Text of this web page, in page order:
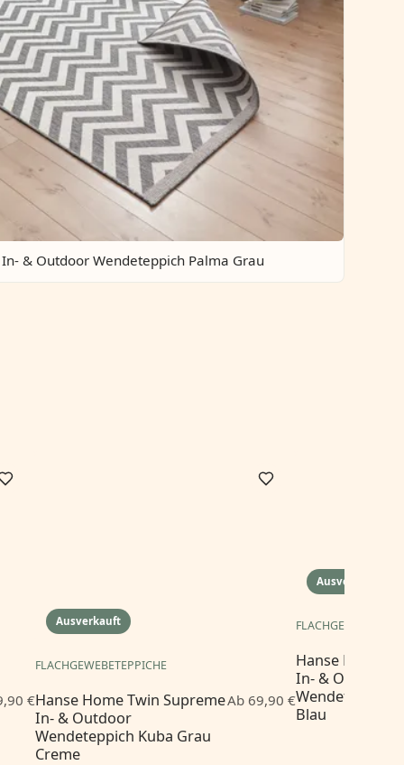
& Outdoor Wendeteppich Palma Grau
€
Ausverkauft
FLACHGEWEBETEPPICHE
Hanse Home Twin Supreme
In- & Outdoor
Wendeteppich Kuba Grau
Creme
Ab 69,90 €
Ausverkauft
Hanse Home
In- & Outdoor
Wendeteppich
Blau